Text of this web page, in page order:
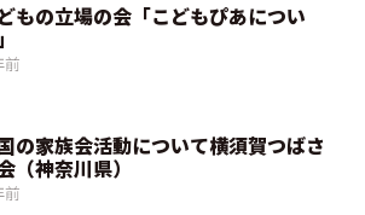
もの立場の会「こどもぴあについ
前
の家族会活動について横須賀つばさ
（神奈川県）
前